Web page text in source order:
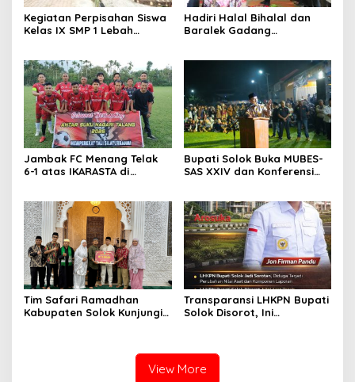
Kegiatan Perpisahan Siswa
Kelas IX SMP 1 Lebah
Sorotan Tajam
Hadiri Halal Bihalal dan
Baralek Gadang
Sekaligus Meresmikan
Menara Masjid Nurul Iman
Jambak FC Menang Telak
6-1 atas IKARASTA di
Bupati Solok Buka MUBES-
SAS XXIV dan Konferensi
Tim Safari Ramadhan
Kabupaten Solok Kunjungi
Transparansi LHKPN Bupati
Solok Disorot, Ini
View More